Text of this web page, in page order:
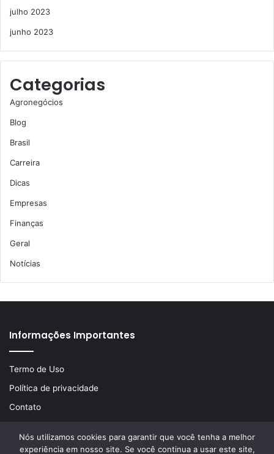
julho 2023
junho 2023
Categorias
Agronegócios
Blog
Brasil
Carreira
Dicas
Empresas
Finanças
Geral
Notícias
Informações Importantes
Termo de Uso
Política de privacidade
Contato
Nós utilizamos cookies para garantir que você tenha a melhor
experiência em nosso site. Se você continua a usar este site,